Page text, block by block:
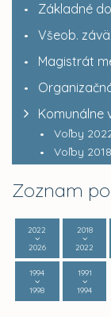
Základné
Všeob.
Magistrát
Komunálne
Voľby
Voľby 2018
Zoznam
2022
2026
2018
2022
1994
1998
1991
1994